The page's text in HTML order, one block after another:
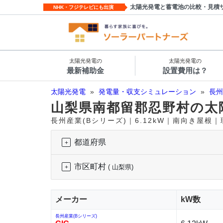
NHK・フジテレビにも出演 太陽光発電と蓄電池の比較・見積
太陽光発電の
最新補助金
太陽光発電の
設置費用は？
太陽光発電 » 発電量・収支シミュレーション » 長
山梨県南都留郡忍野村の
長州産業(Bシリーズ)｜6.12kW｜南向き屋根｜
都道府県
市区町村 ( 山梨県)
メーカー kW数
長州産業(Bシリーズ)